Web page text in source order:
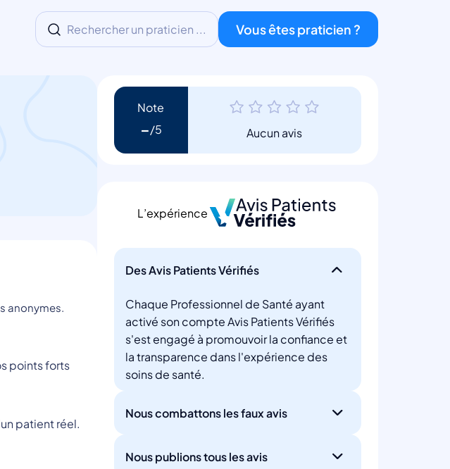
Rechercher un praticien ... Vous êtes praticien ?
anonymes.
points forts
patient réel.
Note
- Aucun avis
L’expérience
Des Avis Patients Vérifiés
Chaque Professionnel de Santé ayant
activé son compte Avis Patients Vérifiés
s'est engagé à promouvoir la confiance et
la transparence dans l'expérience des
soins de santé.
Nous combattons les faux avis
Nous publions tous les avis